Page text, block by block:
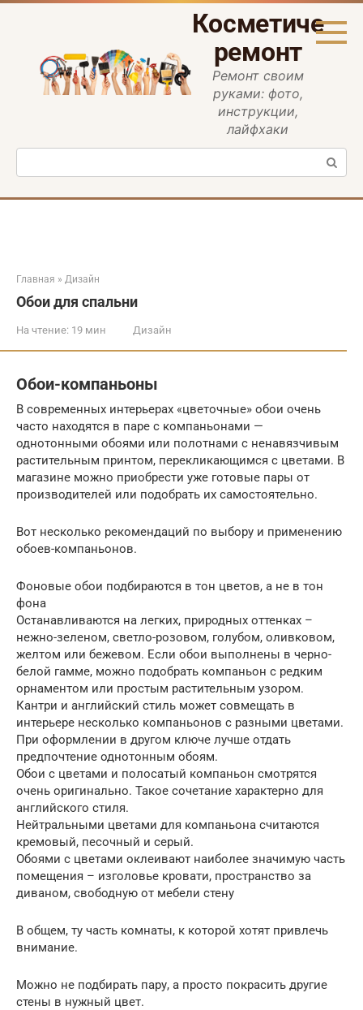
Перейти
ремонт
Ремонт своим
руками: фото,
инструкции,
лайфхаки
Поиск:
Главная » Дизайн
Обои для спальни
На чтение: 19 мин Дизайн
Обои-компаньоны
В современных интерьерах «цветочные» обои очень
часто находятся в паре с компаньонами —
однотонными обоями или полотнами с ненавязчивым
растительным принтом, перекликающимся с цветами. В
магазине можно приобрести уже готовые пары от
производителей или подобрать их самостоятельно.
Вот несколько рекомендаций по выбору и применению
обоев-компаньонов.
Фоновые обои подбираются в тон цветов, а не в тон
фона
Останавливаются на легких, природных оттенках –
нежно-зеленом, светло-розовом, голубом, оливковом,
желтом или бежевом. Если обои выполнены в черно-
белой гамме, можно подобрать компаньон с редким
орнаментом или простым растительным узором.
Кантри и английский стиль может совмещать в
интерьере несколько компаньонов с разными цветами.
При оформлении в другом ключе лучше отдать
предпочтение однотонным обоям.
Обои с цветами и полосатый компаньон смотрятся
очень оригинально. Такое сочетание характерно для
английского стиля.
Нейтральными цветами для компаньона считаются
кремовый, песочный и серый.
Обоями с цветами оклеивают наиболее значимую часть
помещения – изголовье кровати, пространство за
диваном, свободную от мебели стену
В общем, ту часть комнаты, к которой хотят привлечь
внимание.
Можно не подбирать пару, а просто покрасить другие
стены в нужный цвет.